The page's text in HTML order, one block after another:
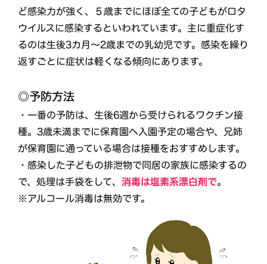
ど感染力が強く、５歳までにほぼ全ての子どもがロタ
ウイルスに感染するといわれています。主に重症化す
るのは生後3カ月～2歳までの乳幼児です。感染を繰り
返すごとに症状は軽くなる傾向にあります。
◎予防方法
・一番の予防は、生後6週から受けられるワクチン接
種。3歳未満までに保育園へ入園予定の場合や、兄姉
が保育園に通っている場合は接種をおすすめします。
・感染した子どもの排泄物で同居の家族に感染するの
で、処理は手袋をして、 消毒は塩素系漂白剤で。
※アルコール消毒は無効です。